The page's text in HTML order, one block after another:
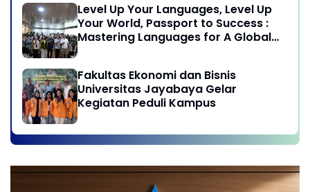
Level Up Your Languages, Level Up
Your World, Passport to Success :
Mastering Languages for A Global
Fakultas Ekonomi dan Bisnis
Universitas Jayabaya Gelar
Kegiatan Peduli Kampus